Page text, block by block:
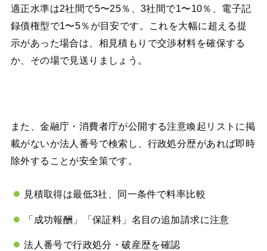
適正水準は2社間で5〜25％、3社間で1〜10％、電子記
録債権型で1〜5％が目安です。これを大幅に超える提
示があった場合は、相見積もりで交渉材料を確保する
か、その場で見送りましょう。
また、金融庁・消費者庁が公開する注意喚起リストに掲
載がないか法人番号で検索し、行政処分歴があれば即時
除外することが安全策です。
見積取得は最低3社、同一条件で料率比較
「成功報酬」「保証料」名目の追加請求に注意
法人番号で行政処分・破産歴を確認